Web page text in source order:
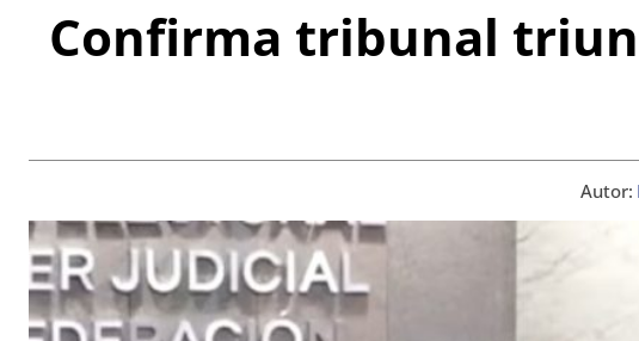
Confirma tribunal
Autor: